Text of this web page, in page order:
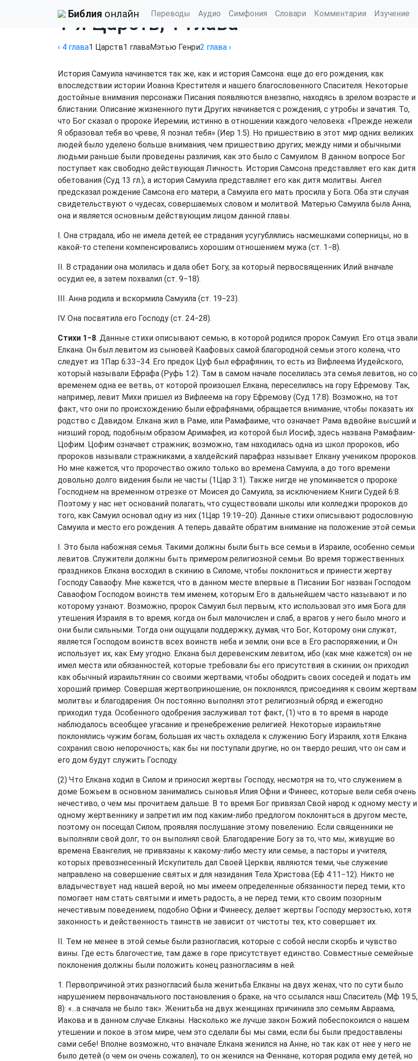
Библия онлайн Переводы Аудио Симфония Словари Комментарии Изучение
1-я Царств, 1 глава
‹ 4 глава1 Царств1 главаМэтью Генри2 глава ›
История Самуила начинается так же, как и история Самсона: еще до его рождения, как
впоследствии истории Иоанна Крестителя и нашего благословенного Спасителя. Некоторые
достойные внимания персонажи Писания появляются внезапно, находясь в зрелом возрасте и
блистании. Описание жизненного пути Других начинается с рождения, с утробы и зачатия. То,
что Бог сказал о пророке Иеремии, истинно в отношении каждого человека: «Прежде нежели
Я образовал тебя во чреве, Я познал тебя» (Иер 1:5). Но пришествию в этот мир одних великих
людей было уделено больше внимания, чем пришествию других; между ними и обычными
людьми раньше были проведены различия, как это было с Самуилом. В данном вопросе Бог
поступает как свободно действующая Личность. История Самсона представляет его как дитя
обетования (Суд 13 гл.), а история Самуила представляет его как дитя молитвы. Ангел
предсказал рождение Самсона его матери, а Самуила его мать просила у Бога. Оба эти случая
свидетельствуют о чудесах, совершаемых словом и молитвой. Матерью Самуила была Анна,
она и является основным действующим лицом данной главы.
I. Она страдала, ибо не имела детей; ее страдания усугублялись насмешками соперницы, но в
какой-то степени компенсировались хорошим отношением мужа (ст. 1−8).
II. В страдании она молилась и дала обет Богу, за который первосвященник Илий вначале
осудил ее, а затем похвалил (ст. 9−18).
III. Анна родила и вскормила Самуила (ст. 19−23).
IV. Она посвятила его Господу (ст. 24−28).
Стихи 1−8. Данные стихи описывают семью, в которой родился пророк Самуил. Его отца звали
Елкана. Он был левитом из сыновей Каафовых самой благородной семьи этого колена, что
следует из 1Пар 6:33−34. Его предок Цуф был ефрафянин, то есть из Вифлеема Иудейского,
который называли Ефрафа (Руфь 1:2). Там в самом начале поселилась эта семья левитов, но со
временем одна ее ветвь, от которой произошел Елкана, переселилась на гору Ефремову. Так,
например, левит Михи пришел из Вифлеема на гору Ефремову (Суд 17:8). Возможно, на тот
факт, что они по происхождению были ефрафянами, обращается внимание, чтобы показать их
родство с Давидом. Елкана жил в Раме, или Рамафаиме, что означает Рама вдвойне высший и
низший город; подобным образом Аримафея, из которой был Иосиф, здесь названа Рамафаим-
Цофим. Цофим означает стражник; возможно, там находилась одна из школ пророков, ибо
пророков называли стражниками, а халдейский парафраз называет Елкану учеником пророков.
Но мне кажется, что пророчество ожило только во времена Самуила, а до того времени
довольно долго видения были не часты (1Цар 3:1). Также нигде не упоминается о пророке
Господнем на временном отрезке от Моисея до Самуила, за исключением Книги Судей 6:8.
Поэтому у нас нет оснований полагать, что существовали школы или колледжи пророков до
того, как Самуил основал одну из них (1Цар 19:19−20). Данные стихи описывают родословную
Самуила и место его рождения. А теперь давайте обратим внимание на положение этой семьи.
I. Это была набожная семья. Такими должны были быть все семьи в Израиле, особенно семьи
левитов. Служители должны быть примером религиозной семьи. Во время торжественных
праздников Елкана восходил в скинию в Силоме, чтобы поклониться и принести жертву
Господу Саваофу. Мне кажется, что в данном месте впервые в Писании Бог назван Господом
Саваофом Господом воинств тем именем, которым Его в дальнейшем часто называют и по
которому узнают. Возможно, пророк Самуил был первым, кто использовал это имя Бога для
утешения Израиля в то время, когда он был малочислен и слаб, а врагов у него было много и
они были сильными. Тогда они ощущали поддержку, думая, что Бог, Которому они служат,
является Господом воинств всех воинств неба и земли; они все в Его распоряжении, и Он
использует их, как Ему угодно. Елкана был деревенским левитом, ибо (как мне кажется) он не
имел места или обязанностей, которые требовали бы его присутствия в скинии; он приходил
как обычный израильтянин со своими жертвами, чтобы ободрить своих соседей и подать им
хороший пример. Совершая жертвоприношение, он поклонялся, присоединяя к своим жертвам
молитвы и благодарения. Он постоянно выполнял этот религиозный обряд и ежегодно
приходил туда. Особенного одобрения заслуживал тот факт, (1) что в то время в народе
наблюдалось всеобщее угасание и пренебрежение религией. Некоторые израильтяне
поклонялись чужим богам, большая их часть охладела к служению Богу Израиля, хотя Елкана
сохранил свою непорочность; как бы ни поступали другие, но он твердо решил, что он сам и
его дом будут служить Господу.
(2) Что Елкана ходил в Силом и приносил жертвы Господу, несмотря на то, что служением в
доме Божьем в основном занимались сыновья Илия Офни и Финеес, которые вели себя очень
нечестиво, о чем мы прочитаем дальше. В то время Бог привязал Свой народ к одному месту и
одному жертвеннику и запретил им под каким-либо предлогом поклоняться в другом месте,
поэтому он посещал Силом, проявляя послушание этому повелению. Если священники не
выполняли свой долг, то он выполнял свой. Благодарение Богу за то, что мы, живущие во
времена Евангелия, не привязаны к какому-либо месту или семье, а пасторы и учителя,
которых превознесенный Искупитель дал Своей Церкви, являются теми, чье служение
направлено на совершение святых и для назидания Тела Христова (Еф 4:11−12). Никто не
владычествует над нашей верой, но мы имеем определенные обязанности перед теми, кто
помогает нам стать святыми и иметь радость, а не перед теми, кто своим позорным
нечестивым поведением, подобно Офни и Финеесу, делает жертвы Господу мерзостью, хотя
законность и действенность таинств не зависит от чистоты тех, кто совершает их.
II. Тем не менее в этой семье были разногласия, которые с собой несли скорбь и чувство
вины. Где есть благочестие, там даже в горе присутствует единство. Совместные семейные
поклонения должны были положить конец разногласиям в ней.
1. Первопричиной этих разногласий была женитьба Елканы на двух женах, что по сути было
нарушением первоначального постановления о браке, на что ссылался наш Спаситель (Мф 19:5,
8): «...а сначала не было так». Женитьба на двух женщинах причинила зло семьям Авраама,
Иакова и в данном случае Елканы. Насколько же лучше закон Божий побеспокоился о нашем
утешении и покое в этом мире, чем это сделали бы мы сами, если бы были предоставлены
сами себе! Вполне возможно, что вначале Елкана женился на Анне, но так как от нее у него не
было детей (о чем он очень сожалел), то он женился на Феннане, которая родила ему детей, но